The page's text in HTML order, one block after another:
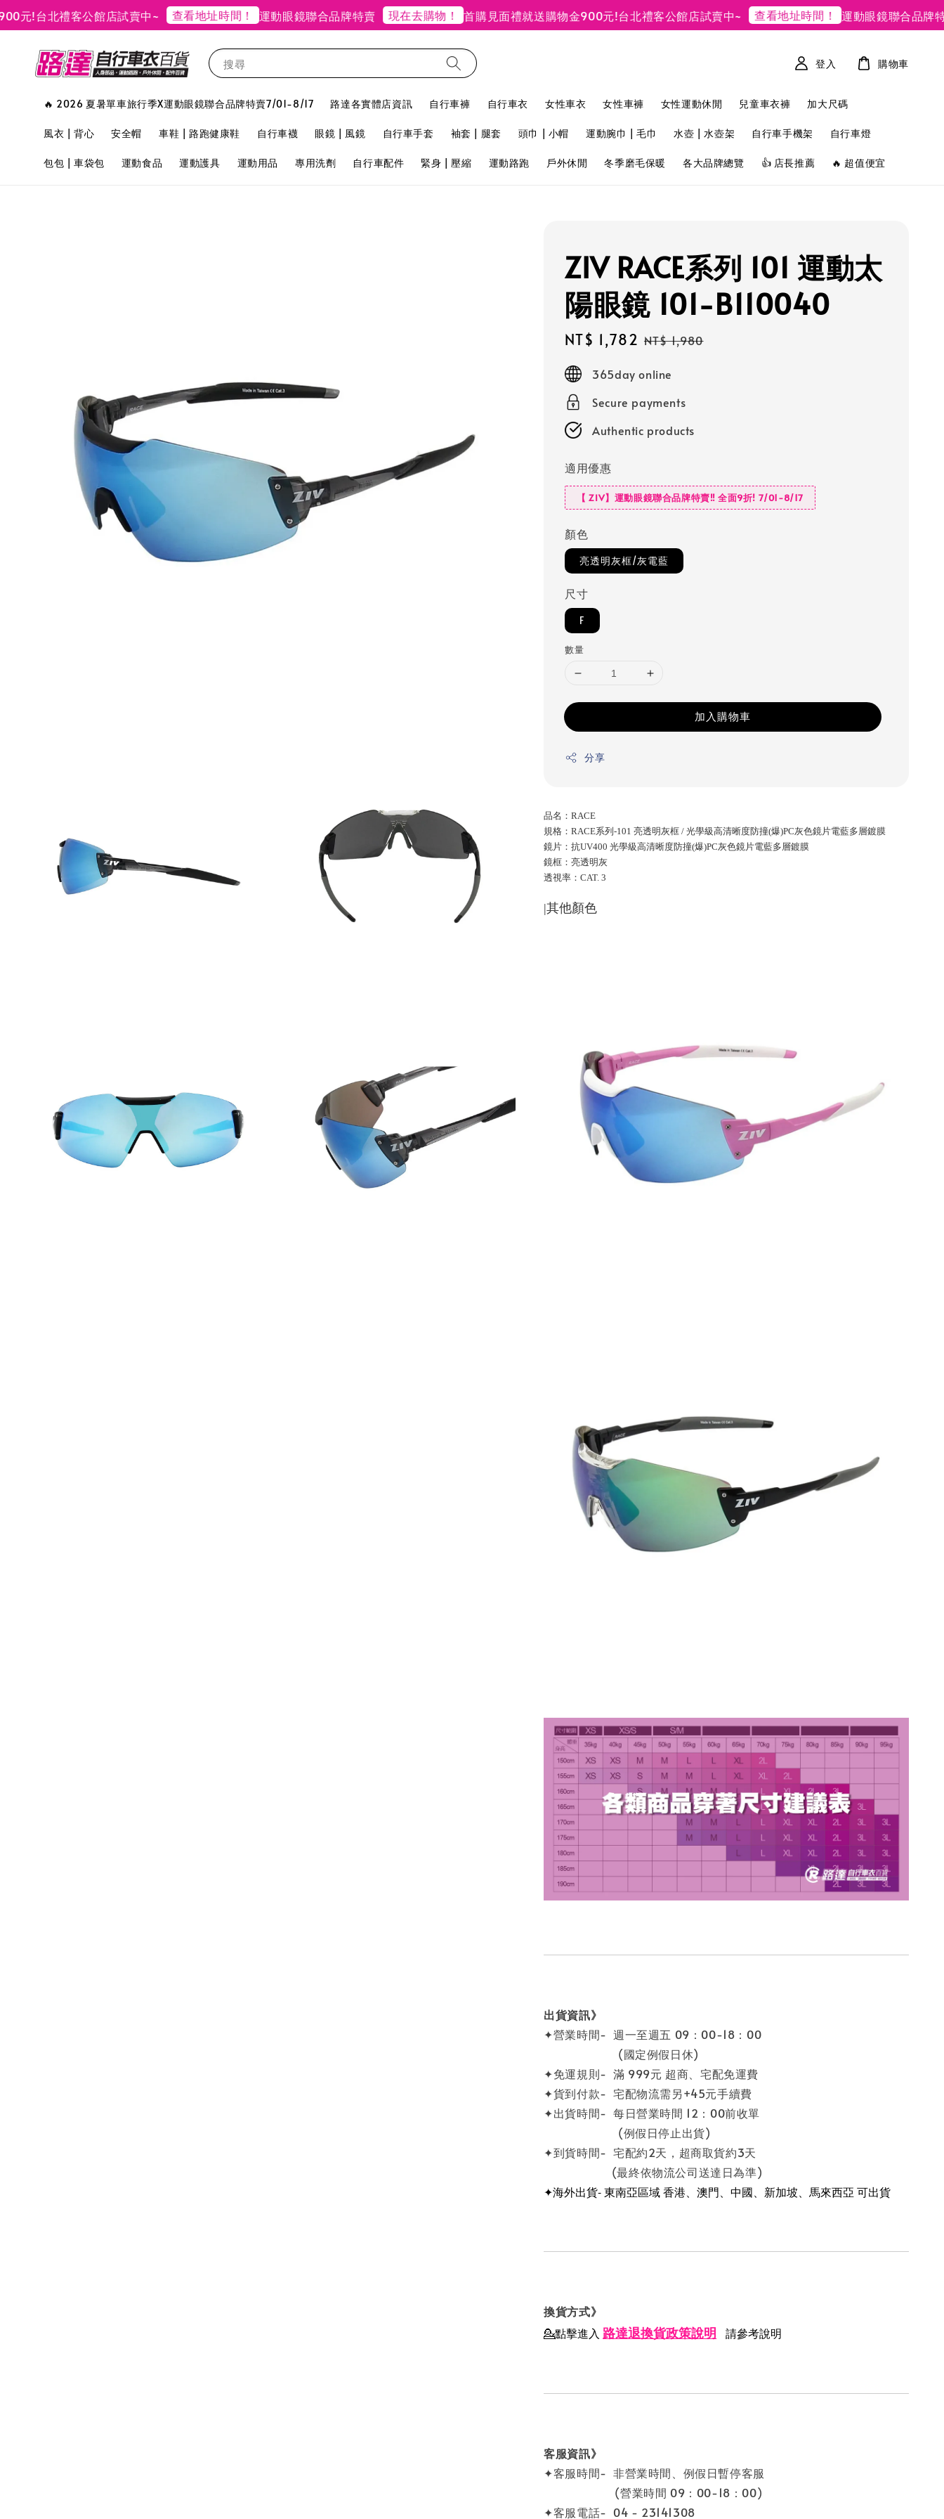
!台北禮客公館店試賣中~ 查看地址時間！ 運動眼鏡聯合品牌特賣 現在去購物！ 首購見面禮就送購物金900元!台北禮客公館店試賣中~ 查看地址時間！ 運動眼鏡聯合品牌特賣
搜尋
🔥 2026 夏暑單車旅行季X運動眼鏡聯合品牌特賣7/01-8/17 路達各實體店資訊 自行車褲 自行車衣 女性車衣 女性車褲 女性運動休閒 兒童車衣褲 加大尺碼
風衣 | 背心 安全帽 車鞋 | 路跑健康鞋 自行車襪 眼鏡 | 風鏡 自行車手套 袖套 | 腿套 頭巾 | 小帽 運動腕巾 | 毛巾 水壺 | 水壺架 自行車手機架 自行車燈
包包 | 車袋包 運動食品 運動護具 運動用品 專用洗劑 自行車配件 緊身 | 壓縮 運動路跑 戶外休閒 冬季磨毛保暖 各大品牌總覽 👍 店長推薦 🔥 超值便宜
登入 購物車
ZIV RACE系列 101 運動太
陽眼鏡 101-B110040
Sale
price
NT$ 1,782 Regular
NT$ 1,980
365day online
Secure payments
Authentic products
適用優惠
【 ZIV】運動眼鏡聯合品牌特賣‼️ 全面9折! 7/01-8/17
顏色
亮透明灰框/灰電藍
尺寸
F
數量
加入購物車
分享
品名：RACE
規格：RACE系列-101 亮透明灰框 / 光學級高清晰度防撞(爆)PC灰色鏡片電藍多層鍍膜
鏡片：抗UV400 光學級高清晰度防撞(爆)PC灰色鏡片電藍多層鍍膜
鏡框：亮透明灰
透視率：CAT. 3
|其他顏色
出貨資訊》
✦營業時間- 週一至週五 09：00-18：00
(國定例假日休)
✦免運規則- 滿 999元 超商、宅配免運費
✦貨到付款- 宅配物流需另+45元手續費
✦出貨時間- 每日營業時間 12：00前收單
(例假日停止出貨)
✦到貨時間- 宅配約2天，超商取貨約3天
(最終依物流公司送達日為準)
✦海外出貨- 東南亞區域 香港、澳門、中國、新加坡、馬來西亞 可出貨
換貨方式》
💁點擊進入 路達退換貨政策說明 請參考說明
客服資訊》
✦客服時間- 非營業時間、例假日暫停客服
(營業時間 09：00-18：00)
✦客服電話- 04 - 23141308